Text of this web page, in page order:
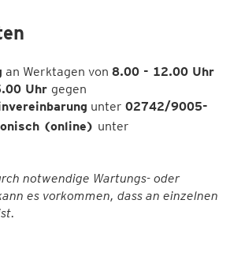
an Werktagen von 8.00 - 12.00 Uhr
Uhr gegen
unter 02742/9005-
(online) unter
notwendige Wartungs- oder
es vorkommen, dass an einzelnen